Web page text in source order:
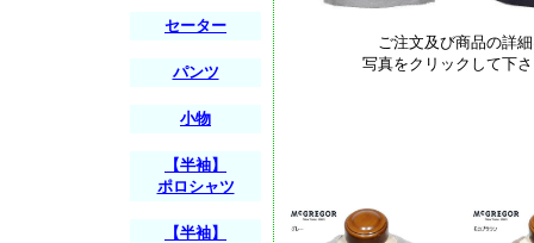
ご注文及び商品の詳
写真をクリックして下
セーター
パンツ
小物
【半袖】
ポロシャツ
【半袖】